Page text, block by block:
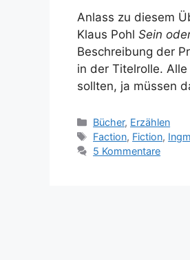
Anlass zu diesem
Klaus Pohl Sein
Beschreibung der
in der Titelrolle.
sollten, ja müssen
Kategorien
Bücher, Erzählen
Schlagwörter
Faction, Fiction,
5 Kommentare